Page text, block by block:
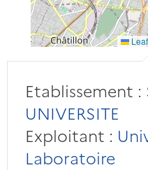
Etablissement :
UNIVERSITE
Exploitant :
Laboratoire